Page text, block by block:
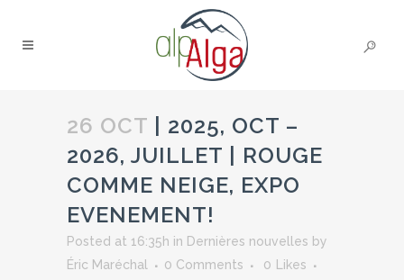
26 OCT | 2025, OCT –
2026, JUILLET | ROUGE
COMME NEIGE, EXPO
EVENEMENT!
Posted at 16:35h in Dernières nouvelles by
Éric Maréchal
0 Comments 0
Likes